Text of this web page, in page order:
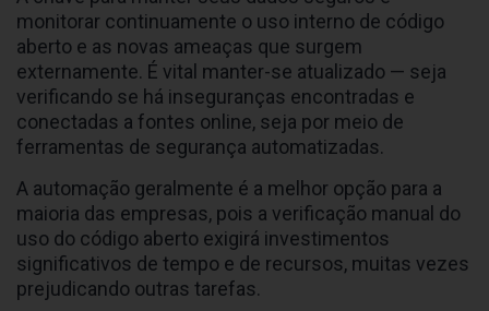
monitorar continuamente o uso interno de código
aberto e as novas ameaças que surgem
externamente. É vital manter-se atualizado — seja
verificando se há inseguranças encontradas e
conectadas a fontes online, seja por meio de
ferramentas de segurança automatizadas.
A automação geralmente é a melhor opção para a
maioria das empresas, pois a verificação manual do
uso do código aberto exigirá investimentos
significativos de tempo e de recursos, muitas vezes
prejudicando outras tarefas.